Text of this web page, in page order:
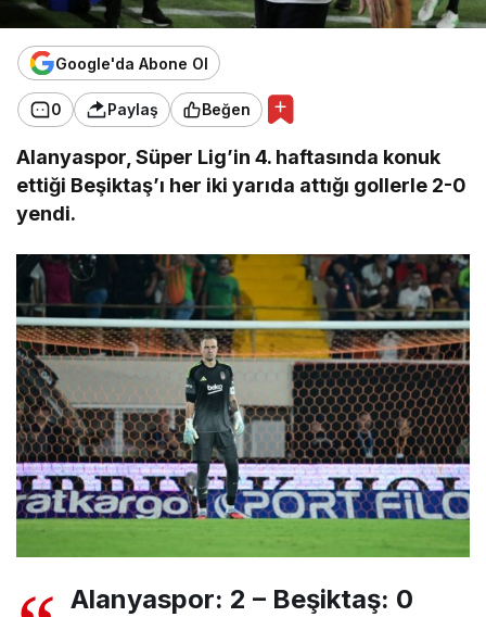
Google'da Abone Ol
0 Paylaş Beğen
Alanyaspor, Süper Lig’in 4. haftasında konuk
ettiği Beşiktaş’ı her iki yarıda attığı gollerle 2-0
yendi.
Alanyaspor: 2 – Beşiktaş: 0